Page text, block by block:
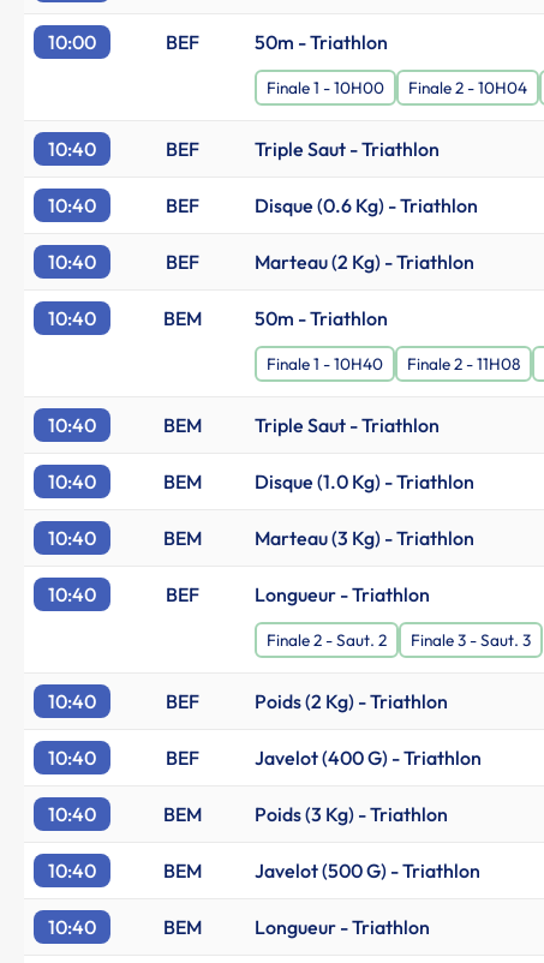
10:00 BEF 50m - Triathlon
Finale 1 - 10H00 Finale 2 - 10H04
10:40 BEF Triple Saut - Triathlon
10:40 BEF Disque (0.6 Kg) - Triathlon
10:40 BEF Marteau (2 Kg) - Triathlon
10:40 BEM 50m - Triathlon
Finale 1 - 10H40 Finale 2 - 11H08
10:40 BEM Triple Saut - Triathlon
10:40 BEM Disque (1.0 Kg) - Triathlon
10:40 BEM Marteau (3 Kg) - Triathlon
10:40 BEF Longueur - Triathlon
Finale 2 - Saut. 2 Finale 3 - Saut. 3
10:40 BEF Poids (2 Kg) - Triathlon
10:40 BEF Javelot (400 G) - Triathlon
10:40 BEM Poids (3 Kg) - Triathlon
10:40 BEM Javelot (500 G) - Triathlon
10:40 BEM Longueur - Triathlon